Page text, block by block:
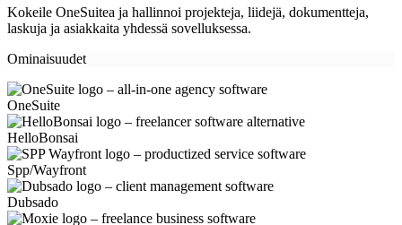
Kokeile OneSuitea ja hallinnoi projekteja, liidejä, dokumentteja,
laskuja ja asiakkaita yhdessä sovelluksessa.
Ominaisuudet
OneSuite
HelloBonsai
Spp/Wayfront
Dubsado